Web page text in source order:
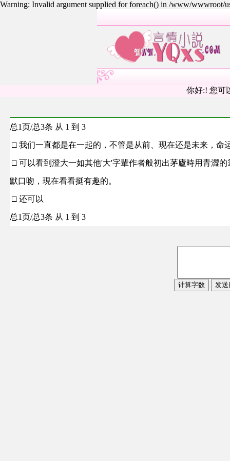
Warning: Invalid argument supplied for foreach() in /www/wwwroot/
你好:! 您可
总1页/总3条 从 1 到 3
□ 我们一直都是在一起的，不管是从前、现在还是未来，命
□ 可以看到澄大一如其他'大'字輩作者般初出茅廬時用青澀
默口吻，現在看看挺有趣的。
□ 还可以
总1页/总3条 从 1 到 3